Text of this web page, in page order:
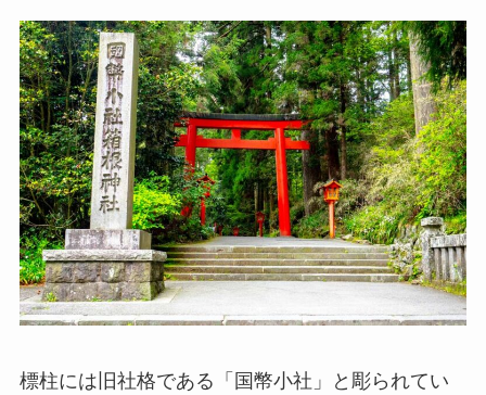
標柱には旧社格である「国幣小社」と彫られてい